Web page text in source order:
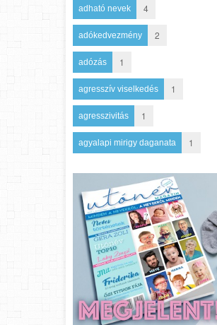
adható nevek 4
adókedvezmény 2
adózás 1
agresszív viselkedés 1
agresszivitás 1
agyalapi mirigy daganata 1